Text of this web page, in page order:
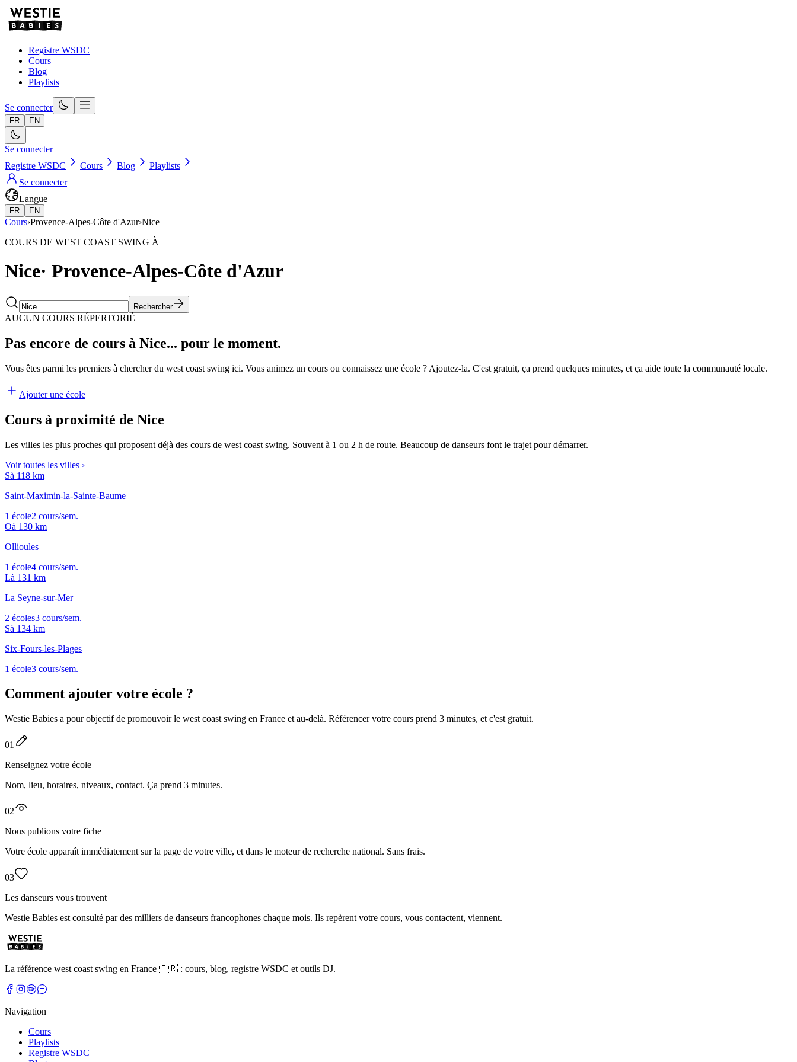
Registre WSDC
Cours
Blog
Playlists
Se connecter
FR EN
Se connecter
Registre WSDC
Cours Blog
Playlists
Se connecter
Langue
FR EN
Cours›Provence-Alpes-Côte d'Azur›Nice
COURS DE WEST COAST SWING À
Nice· Provence-Alpes-Côte d'Azur
Rechercher
AUCUN COURS RÉPERTORIÉ
Pas encore de cours à Nice... pour le moment.
Vous êtes parmi les premiers à chercher du west coast swing ici. Vous animez un cours ou connaissez une école ? Ajoutez-la. C'est gratuit, ça prend quelques minutes, et ça aide toute la communauté locale.
Ajouter une école
Cours à proximité de Nice
Les villes les plus proches qui proposent déjà des cours de west coast swing. Souvent à 1 ou 2 h de route. Beaucoup de danseurs font le trajet pour démarrer.
Voir toutes les villes ›
Sà 118 km
Saint-Maximin-la-Sainte-Baume
1 école2 cours/sem.
Oà 130 km
Ollioules
1 école4 cours/sem.
Là 131 km
La Seyne-sur-Mer
2 écoles3 cours/sem.
Sà 134 km
Six-Fours-les-Plages
1 école3 cours/sem.
Comment ajouter votre école ?
Westie Babies a pour objectif de promouvoir le west coast swing en France et au-delà. Référencer votre cours prend 3 minutes, et c'est gratuit.
01
Renseignez votre école
Nom, lieu, horaires, niveaux, contact. Ça prend 3 minutes.
02
Nous publions votre fiche
Votre école apparaît immédiatement sur la page de votre ville, et dans le moteur de recherche national. Sans frais.
03
Les danseurs vous trouvent
Westie Babies est consulté par des milliers de danseurs francophones chaque mois. Ils repèrent votre cours, vous contactent, viennent.
La référence west coast swing en France 🇫🇷 : cours, blog, registre WSDC et outils DJ.
Navigation
Cours
Playlists
Registre WSDC